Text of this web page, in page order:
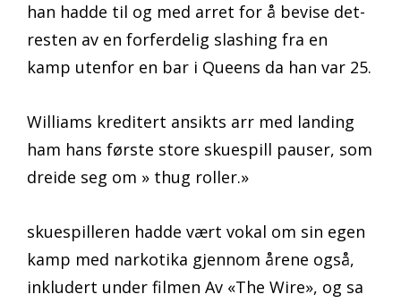
han hadde til og med arret for å bevise det-
resten av en forferdelig slashing fra en
kamp utenfor en bar i Queens da han var 25.
Williams kreditert ansikts arr med landing
ham hans første store skuespill pauser, som
dreide seg om » thug roller.»
skuespilleren hadde vært vokal om sin egen
kamp med narkotika gjennom årene også,
inkludert under filmen Av «The Wire», og sa